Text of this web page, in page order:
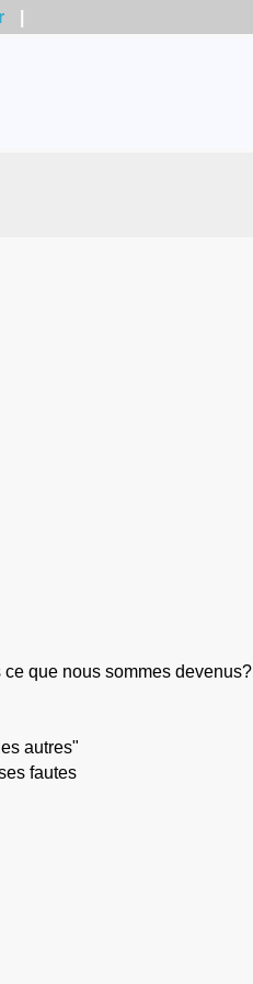
que nous sommes devenus?
autres"
fautes